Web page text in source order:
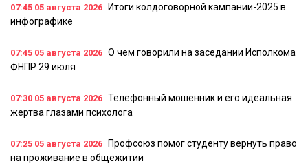
07:45 05 августа 2026
Итоги колдоговорной кампании-2025 в
инфографике
07:45 05 августа 2026 О чем говорили на заседании Исполкома
ФНПР 29 июля
07:30 05 августа 2026 Телефонный мошенник и его идеальная
жертва глазами психолога
07:25 05 августа 2026
Профсоюз помог студенту вернуть право
на проживание в общежитии